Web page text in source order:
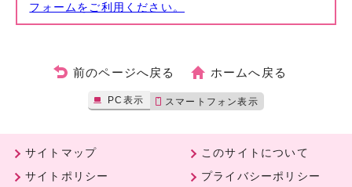
フォームをご利用ください。
前のページへ戻る ホームへ戻る
PC表示 スマートフォン表示
サイトマップ
このサイトについて
サイトポリシー
プライバシーポリシー